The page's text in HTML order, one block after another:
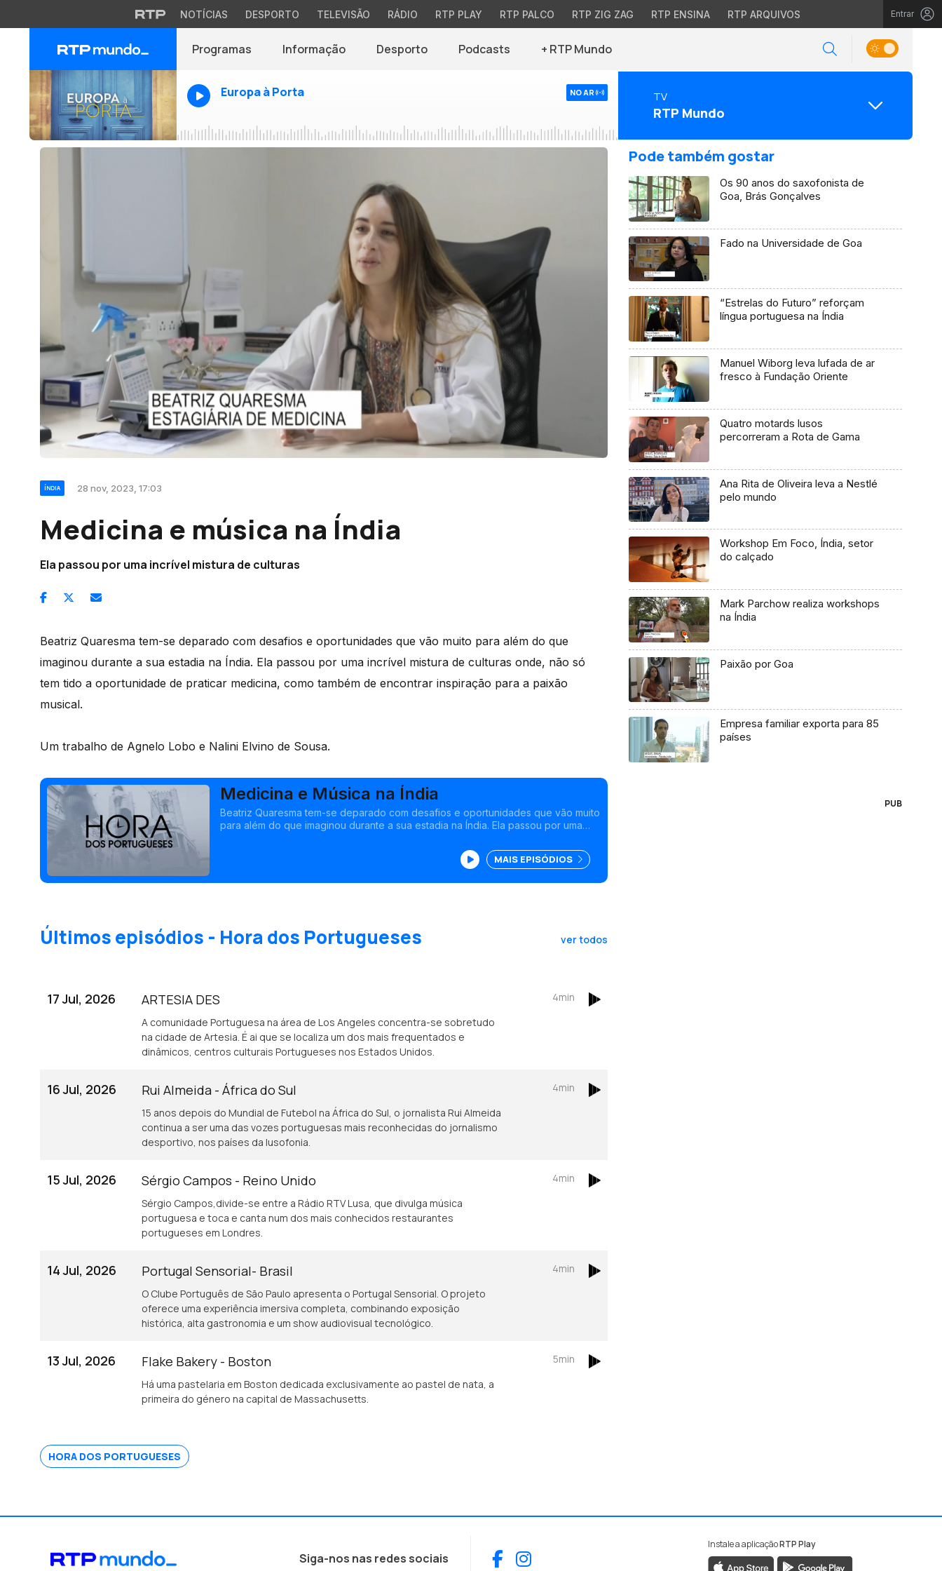
NOTÍCIAS DESPORTO TELEVISÃO RÁDIO RTP PLAY RTP PALCO RTP ZIG ZAG RTP ENSINA RTP ARQUIVOS Entrar
Programas Informação Desporto Podcasts + RTP Mundo
Europa à Porta NO AR TV
RTP Mundo
ÍNDIA 28 nov, 2023, 17:03
Medicina e música na Índia
Ela passou por uma incrível mistura de culturas
Beatriz Quaresma tem-se deparado com desafios e oportunidades que vão muito para além do que
imaginou durante a sua estadia na Índia. Ela passou por uma incrível mistura de culturas onde, não só
tem tido a oportunidade de praticar medicina, como também de encontrar inspiração para a paixão
musical.
Um trabalho de Agnelo Lobo e Nalini Elvino de Sousa.
Medicina e Música na Índia
Beatriz Quaresma tem-se deparado com desafios e oportunidades que vão muito
para além do que imaginou durante a sua estadia na Índia. Ela passou por uma
medicina, como também de encontrar inspiração para a paixão musical.<br />
MAIS EPISÓDIOS
Últimos episódios - Hora dos Portugueses ver todos
17 Jul, 2026 ARTESIA DES
A comunidade Portuguesa na área de Los Angeles concentra-se sobretudo
na cidade de Artesia. É ai que se localiza um dos mais frequentados e
dinâmicos, centros culturais Portugueses nos Estados Unidos.
4min
16 Jul, 2026 Rui Almeida - África do Sul
15 anos depois do Mundial de Futebol na África do Sul, o jornalista Rui Almeida
continua a ser uma das vozes portuguesas mais reconhecidas do jornalismo
desportivo, nos países da lusofonia.
4min
15 Jul, 2026 Sérgio Campos - Reino Unido
Sérgio Campos,divide-se entre a Rádio RTV Lusa, que divulga música
portuguesa e toca e canta num dos mais conhecidos restaurantes
portugueses em Londres.
4min
14 Jul, 2026 Portugal Sensorial- Brasil
O Clube Português de São Paulo apresenta o Portugal Sensorial. O projeto
oferece uma experiência imersiva completa, combinando exposição
histórica, alta gastronomia e um show audiovisual tecnológico.
4min
13 Jul, 2026 Flake Bakery - Boston
Há uma pastelaria em Boston dedicada exclusivamente ao pastel de nata, a
primeira do género na capital de Massachusetts.
5min
HORA DOS PORTUGUESES
Pode também gostar
Os 90 anos do saxofonista de
Goa, Brás Gonçalves
Fado na Universidade de Goa
“Estrelas do Futuro” reforçam
língua portuguesa na Índia
Manuel Wiborg leva lufada de ar
fresco à Fundação Oriente
Quatro motards lusos
percorreram a Rota de Gama
Ana Rita de Oliveira leva a Nestlé
pelo mundo
Workshop Em Foco, Índia, setor
do calçado
Mark Parchow realiza workshops
na Índia
Paixão por Goa
Empresa familiar exporta para 85
países
PUB
Siga-nos nas redes sociais Facebook
Instagram
Instale a aplicaçãoRTP Play